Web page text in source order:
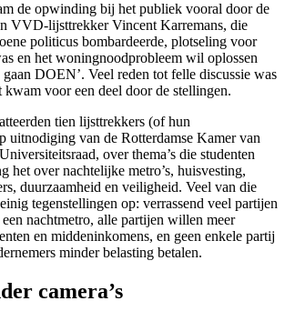
de opwinding bij het publiek vooral door de
VVD-lijsttrekker Vincent Karremans, die
politicus bombardeerde, plotseling voor
en het woningnoodprobleem wil oplossen
DOEN’. Veel reden tot felle discussie was
kwam voor een deel door de stellingen.
tien lijsttrekkers (of hun
uitnodiging van de Rotterdamse Kamer van
over thema’s die studenten
het over nachtelijke metro’s, huisvesting,
duurzaamheid en veiligheid. Veel van die
tegenstellingen op: verrassend veel partijen
nachtmetro, alle partijen willen meer
en middeninkomens, en geen enkele partij
minder belasting betalen.
camera’s